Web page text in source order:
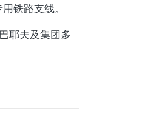
铁路支线。
耶夫及集团多